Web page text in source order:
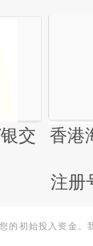
交
香港
注册
初始投入资金。